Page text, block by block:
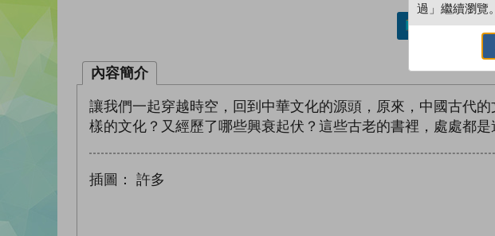
加入／閱
內容簡介
讓我們一起穿越時空，回到中華文化的源頭，原來，中國古代
樣的文化？又經歷了哪些興衰起伏？這些古老的書裡，處處都
插圖： 許多
過」繼續瀏覽。